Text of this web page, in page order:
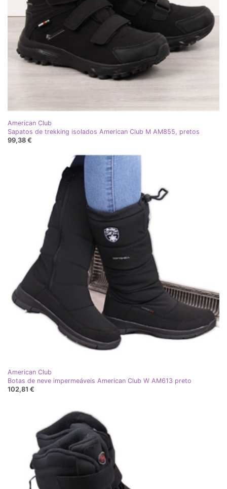
American Club
Sapatos de trekking isolados American Club M AM855, pretos
99,38 €
American Club
Botas de neve impermeáveis ​​American Club W AM613 preto
102,81 €